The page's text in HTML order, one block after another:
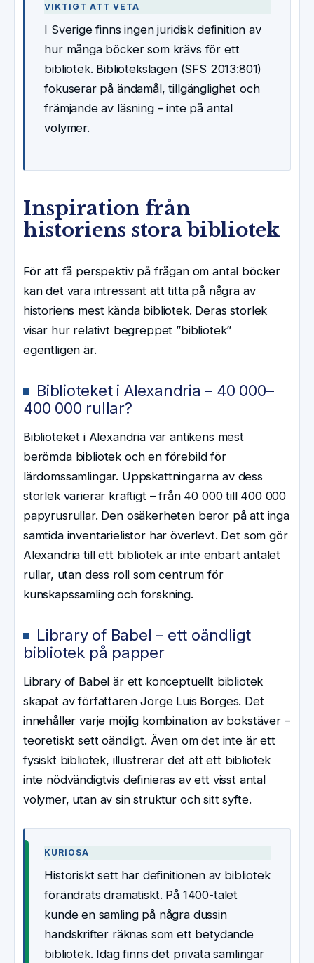
VIKTIGT ATT VETA
I Sverige finns ingen juridisk definition av
hur många böcker som krävs för ett
bibliotek. Bibliotekslagen (SFS 2013:801)
fokuserar på ändamål, tillgänglighet och
främjande av läsning – inte på antal
volymer.
Inspiration från
historiens stora bibliotek
För att få perspektiv på frågan om antal böcker
kan det vara intressant att titta på några av
historiens mest kända bibliotek. Deras storlek
visar hur relativt begreppet ”bibliotek”
egentligen är.
Biblioteket i Alexandria – 40 000–
400 000 rullar?
Biblioteket i Alexandria var antikens mest
berömda bibliotek och en förebild för
lärdomssamlingar. Uppskattningarna av dess
storlek varierar kraftigt – från 40 000 till 400 000
papyrusrullar. Den osäkerheten beror på att inga
samtida inventarielistor har överlevt. Det som gör
Alexandria till ett bibliotek är inte enbart antalet
rullar, utan dess roll som centrum för
kunskapssamling och forskning.
Library of Babel – ett oändligt
bibliotek på papper
Library of Babel är ett konceptuellt bibliotek
skapat av författaren Jorge Luis Borges. Det
innehåller varje möjlig kombination av bokstäver –
teoretiskt sett oändligt. Även om det inte är ett
fysiskt bibliotek, illustrerar det att ett bibliotek
inte nödvändigtvis definieras av ett visst antal
volymer, utan av sin struktur och sitt syfte.
KURIOSA
Historiskt sett har definitionen av bibliotek
förändrats dramatiskt. På 1400-talet
kunde en samling på några dussin
handskrifter räknas som ett betydande
bibliotek. Idag finns det privata samlingar